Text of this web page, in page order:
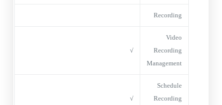
Recording
Video
Recording
Management
√
Schedule
Recording
√